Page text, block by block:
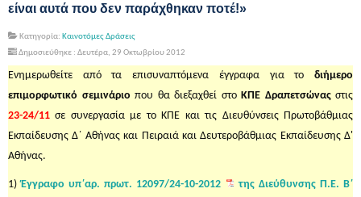
είναι αυτά που δεν παράχθηκαν ποτέ!»
Κατηγορία: Καινοτόμες Δράσεις
Δημοσιεύθηκε : Δευτέρα, 29 Οκτωβρίου 2012
Ενημερωθείτε από τα επισυναπτόμενα έγγραφα για το διήμερο
επιμορφωτικό σεμινάριο που θα διεξαχθεί στο ΚΠΕ Δραπετσώνας στις
23-24/11 σε συνεργασία με το ΚΠΕ και τις Διευθύνσεις Πρωτοβάθμιας
Εκπαίδευσης Δ΄ Αθήνας και Πειραιά και Δευτεροβάθμιας Εκπαίδευσης Δ'
Αθήνας.
1)Έγγραφο υπ΄αρ. πρωτ. 12097/24-10-2012
της Διεύθυνσης Π.Ε. Β΄